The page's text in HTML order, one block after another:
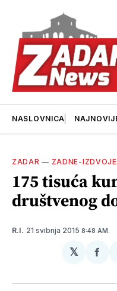
NASLOVNICA
ZADAR — ZADNE-
175 tisuća
društvenog
R.I. 21 svibnja 2015 8:48 AM.
𝕏